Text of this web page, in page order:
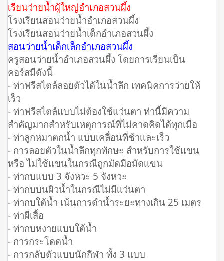
เรียนว่ายน้ำผู้ใหญ่อำเภอสวนผึ้ง
โรงเรียนสอนว่ายน้ำอำเภอสวนผึ้ง
โรงเรียนสอนว่ายน้ำเด็กอำเภอสวนผึ้ง
สอนว่ายน้ำเด็กเล็กอำเภอสวนผึ้ง
ครูสอนว่ายน้ำอำเภอสวนผึ้ง โดยการเรียนเป็น
คอร์สมีดังนี้
- ท่าฟรีสไตล์ลอยตัวได้ในน้ำลึก เทคนิคการว่ายให้
เร็ว
- ท่าฟรีสไตล์เเบบไม่ต้องใช้แว่นตา ท่านี้มีความ
สำคัญมากสำหรับเหตุการณ์ที่ไม่คาดคิดได้ทุกเมื่อ
- ท่าลูกหมาตกน้ำ แบบเคลื่อนที่ช้าเเละเร็ว
- การลอยตัวในน้ำลึกทุกทักษะ สำหรับการใช้เเขน
หรือ ไม่ใช้เเขนในกรณีถูกมัดมือมัดเเขน
- ท่ากบแบบ 3 จังหวะ 5 จังหวะ
- ท่ากบบนผิวน้ำในกรณีไม่มีเเว่นตา
- ท่ากบใต้น้ำ เน้นการดำน้ำระยะทางเกิน 25 เมตร
- ท่าผีเสื้อ
- ท่ากบหงายแบบใต้น้ำ
- การกระโดดน้ำ
- การกลับตัวแบบนักกีฬา ทั้ง 3 แบบ